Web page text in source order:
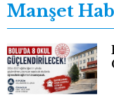
Manşet